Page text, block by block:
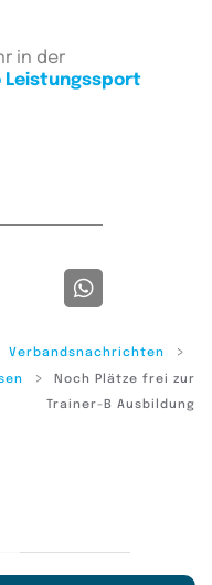
in der
Leistungssport
Verbandsnachrichten
Noch Plätze frei zur
Trainer-B Ausbildung